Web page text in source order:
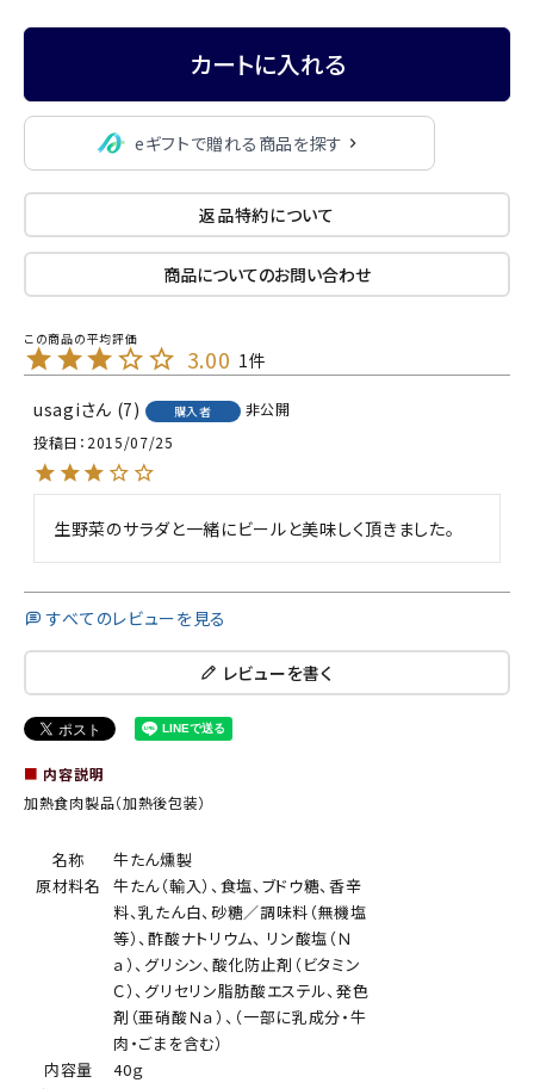
カートに入れる
eギフトで贈れる商品を探す
返品特約について
商品についてのお問い合わせ
3.00 1
usagi 7 購入者
非公開
投稿日 2015/07/25
生野菜のサラダと一緒にビールと美味しく頂きました。
すべてのレビューを見る
レビューを書く
■ 内容説明
加熱食肉製品（加熱後包装）
名称
牛たん燻製
原材料名
牛たん（輸入）、食塩、ブドウ糖、香辛
料、乳たん白、砂糖／調味料（無機塩
等）、酢酸ナトリウム、 リン酸塩（Ｎ
ａ）、グリシン、酸化防止剤（ビタミン
Ｃ）、グリセリン脂肪酸エステル、発色
剤（亜硝酸Ｎａ）、（一部に乳成分・牛
肉・ごまを含む）
内容量
40ｇ